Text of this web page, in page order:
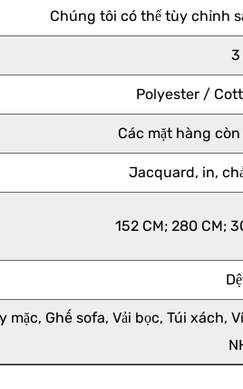
Chúng tôi có thể tùy chỉnh
3
Polyester /
Các mặt hàng
Jacquard, in,
152 CM; 280 CM;
mặc, Ghế sofa, Vải bọc, Túi xách,